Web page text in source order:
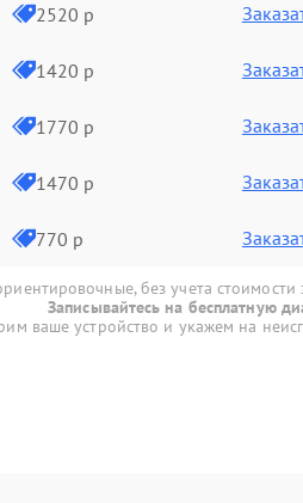
2520 р
1420 р
1770 р
1470 р
770 р
без учета стоимости
Записывайтесь на бесплатную
ваше устройство и укажем на